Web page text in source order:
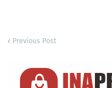
Previous Post